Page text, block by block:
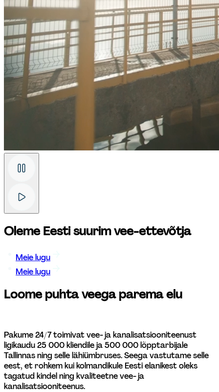
Oleme Eesti suurim vee-ettevõtja
Meie lugu
Meie lugu
Loome puhta veega parema elu
Pakume 24/7 toimivat vee- ja kanalisatsiooniteenust
ligikaudu 25 000 kliendile ja 500 000 lõpptarbijale
Tallinnas ning selle lähiümbruses. Seega vastutame selle
eest, et rohkem kui kolmandikule Eesti elanikest oleks
tagatud kindel ning kvaliteetne vee- ja
kanalisatsiooniteenus.